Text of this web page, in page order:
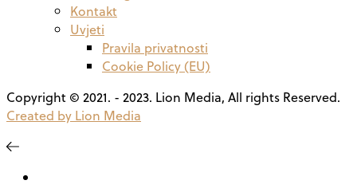
Kontakt
Uvjeti
Pravila privatnosti
Cookie Policy (EU)
Copyright © 2021. - 2023. Lion Media, All rights Reserved.
Created by Lion Media